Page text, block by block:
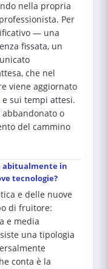
nella propria
Per
— una
fissata, un
che nel
viene aggiornato
sui tempi attesi.
abbandonato o
del cammino
abitualmente in
tecnologie?
e delle nuove
di fruitore:
e media
una tipologia
conta è la